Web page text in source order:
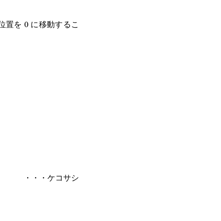
置を 0 に移動するこ
・・・ケコサシ